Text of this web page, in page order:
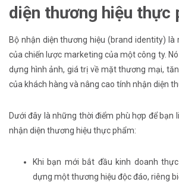
diện thương hiệu thực
Bộ nhận diện thương hiệu (brand identity)
của chiến lược marketing của một công ty.
dựng hình ảnh, giá trị về mặt thương mại,
của khách hàng và nâng cao tính nhận diện
Dưới đây là những thời điểm phù hợp để bạn
nhận diện thương hiệu thực phẩm:
Khi bạn mới bắt đầu kinh doanh
dựng một thương hiệu độc đáo, riêng